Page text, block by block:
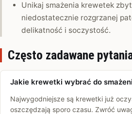
Unikaj smażenia krewetek zbyt
niedostatecznie rozgrzanej
delikatność i soczystość.
Często zadawane
Jakie krewetki wybrać do
Najwygodniejsze są krewetki już
oszczędzają sporo czasu. Zwróć